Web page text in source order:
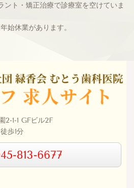
ト・矯正治療で診療室を空けていま
始休業があります。
2-1-1 GFビル2F
歩1分
813-6677